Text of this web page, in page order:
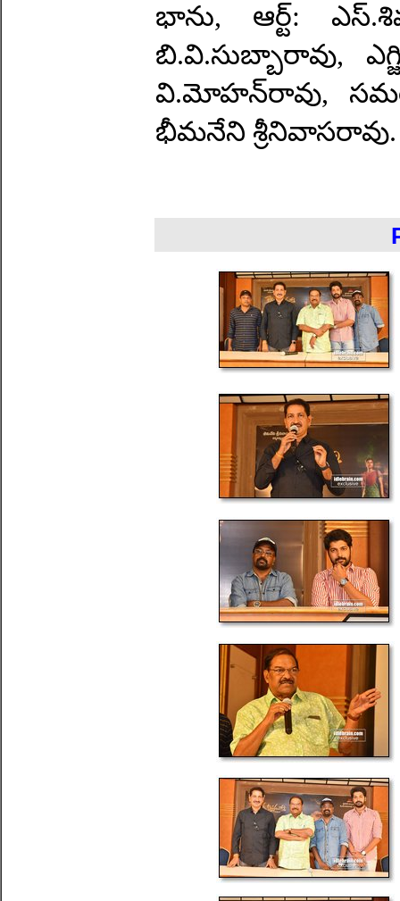
భాను, ఆర్ట్‌:
బి.వి.సుబ్బారావు,
వి.మోహన్‌రావు,
భీమనేని శ్రీనివాసరావు.